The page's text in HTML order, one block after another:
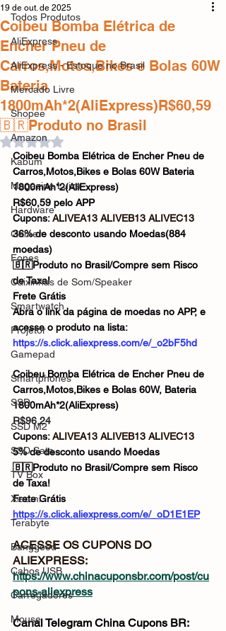
Todos Produtos
AliExpress
AliExpress - Estoque no Brasil
Mercado Livre
Shopee
Amazon
Kabum
Magazine Luiza
Hardware
Gamer
Fones
Caixinhas de Som/Speaker
Smartwatch
Projetor
Gamepad
Smartphones
SSD
SSD M2
SSD Sata
TV Box
Xiaomi
Terabyte
Banggood
Cabos USB
Carregadores
Mouse
Coibeu Bomba Elétrica de
Encher Pneu de
Carros,Motos,Bikes e Bolas 60W
Bateria
1800mAh*2(AliExpress)R$60,59
🇧🇷Produto no Brasil
19 de out. de 2025
Avaliado com NaN de 5 estrelas.
Coibeu Bomba Elétrica de Encher Pneu de
Carros,Motos,Bikes e Bolas 60W Bateria
1800mAh*2(AliExpress)
R$60,59 pelo APP
Cupons: ALIVEA13 ALIVEB13 ALIVEC13
36% de desconto usando Moedas(884
moedas)
🇧🇷Produto no Brasil/Compre sem Risco
de Taxa!
Frete Grátis
Abra o link da página de moedas no APP, e
acesse o produto na lista:
https://s.click.aliexpress.com/e/_o2bF5hd
Coibeu Bomba Elétrica de Encher Pneu de
Carros,Motos,Bikes e Bolas 60W, Bateria
1800mAh*2(AliExpress)
R$96,24
Cupons: ALIVEA13 ALIVEB13 ALIVEC13
5% de desconto usando Moedas
🇧🇷Produto no Brasil/Compre sem Risco
de Taxa!
Frete Grátis
https://s.click.aliexpress.com/e/_oD1E1EP
ACESSE OS CUPONS DO
ALIEXPRESS:
https://www.chinacuponsbr.com/post/cu
pons-aliexpress
Canal Telegram China Cupons BR: